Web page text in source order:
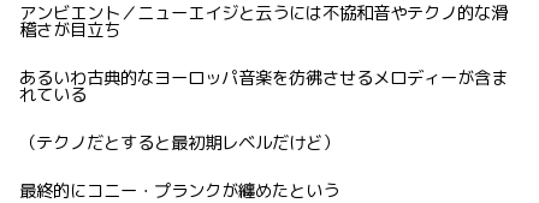
アンビエント／ニューエイジと云うには不協和音やテクノ的な滑
稽さが目立ち
あるいわ古典的なヨーロッパ音楽を彷彿させるメロディーが含ま
れている
（テクノだとすると最初期レベルだけど）
最終的にコニー・プランクが纏めたという